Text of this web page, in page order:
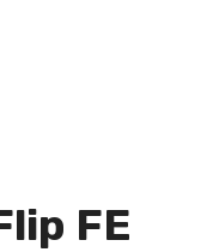
FE